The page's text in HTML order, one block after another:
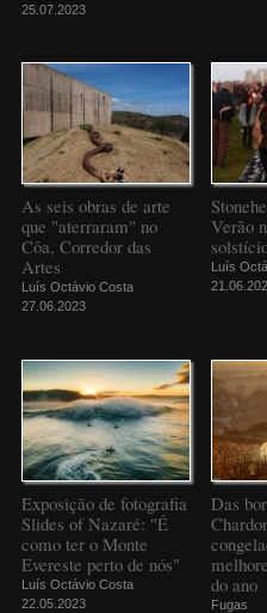
25.07.2023
As seis obras de arte
que "aterraram" no
Côa, Corredor das
Artes
Luís Octávio Costa
27.06.2023
Verão
Luís
Exposição de fotografia
Slides of Nazaré: "É
como ter o Monte
Evereste perto de nós"
Luís Octávio Costa
22.05.2023
Das
do ano
Fugas